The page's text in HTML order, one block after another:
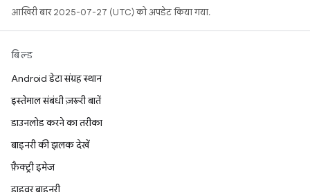
आखिरी बार 2025-07-27 (UTC) को अपडेट किया गया.
बिल्ड
Android डेटा संग्रह स्थान
इस्तेमाल संबंधी ज़रूरी बातें
डाउनलोड करने का तरीका
बाइनरी की झलक देखें
फ़ैक्ट्री इमेज
ड्राइवर बाइनरी